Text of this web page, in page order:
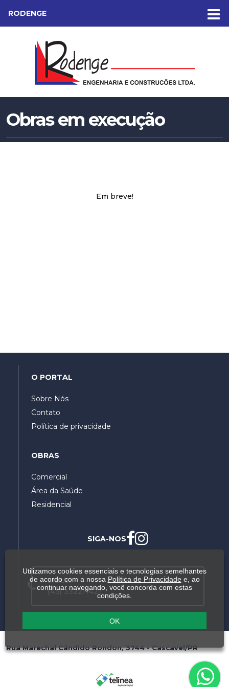
RODENGE
Obras em execução
Em breve!
O PORTAL
Sobre Nós
Contato
Política de privacidade
OBRAS
Comercial
Área da Saúde
Residencial
SIGA-NOS
LIGUE:
(45) 3322-1421
Rua Marechal Cândido Rondon, 3744 - Cascavel/PR
Utilizamos cookies essenciais e tecnologias semelhantes
de acordo com a nossa Política de Privacidadee, ao
continuar navegando, você concorda com estas
condições.
OK